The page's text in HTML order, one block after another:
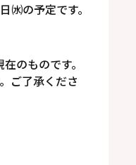
㈬の予定です。
のものです。
ご了承くださ